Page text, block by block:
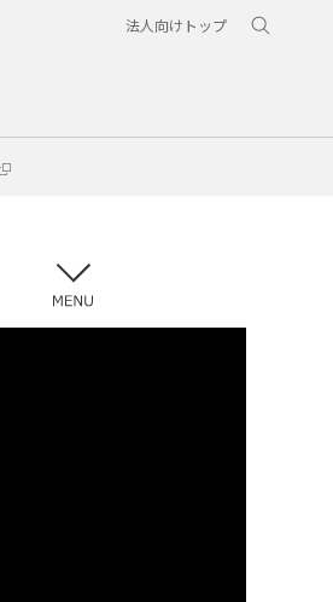
法人向けトップ